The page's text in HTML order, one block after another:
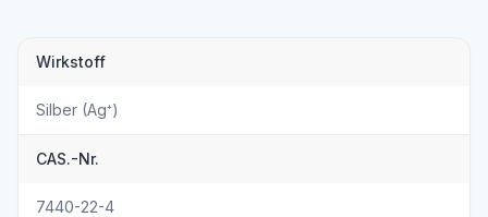
Wirkstoff
Silber (Ag⁺)
CAS.-Nr.
7440-22-4